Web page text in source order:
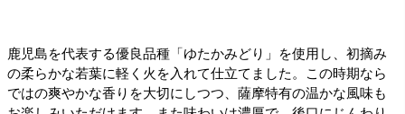
鹿児島を代表する優良品種「ゆたかみどり」を使用し、初摘み
の柔らかな若葉に軽く火を入れて仕立てました。この時期なら
ではの爽やかな香りを大切にしつつ、薩摩特有の温かな風味も